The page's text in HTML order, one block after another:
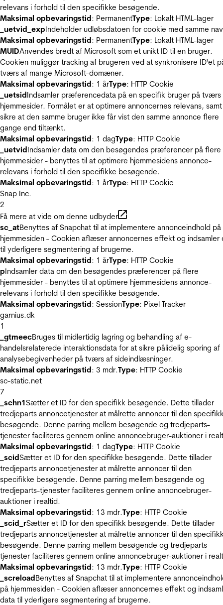
relevans i forhold til den specifikke besøgende.
Maksimal opbevaringstid: PermanentType: Lokalt HTML-lager
_uetvid_expIndeholder udløbsdatoen for cookie med samme
Maksimal opbevaringstid: PermanentType: Lokalt HTML-lager
MUIDAnvendes bredt af Microsoft som et unikt ID til en bruger.
Cookien muliggør tracking af brugeren ved at synkronisere ID'et
tværs af mange Microsoft-domæner.
Maksimal opbevaringstid: 1 årType: HTTP Cookie
_uetsidIndsamler præferencedata på en specifik bruger på tværs
hjemmesider. Formålet er at optimere annoncernes relevans, samt
sikre at den samme bruger ikke får vist den samme annonce flere
gange end tiltænkt.
Maksimal opbevaringstid: 1 dagType: HTTP Cookie
_uetvidIndsamler data om den besøgendes præferencer på flere
hjemmesider - benyttes til at optimere hjemmesidens annonce-
relevans i forhold til den specifikke besøgende.
Maksimal opbevaringstid: 1 årType: HTTP Cookie
Snap Inc.
2
Få mere at vide om denne udbyder
sc_atBenyttes af Snapchat til at implementere annonceindhold på
hjemmesiden - Cookien aflæser annoncernes effekt og indsamler
til yderligere segmentering af brugerne.
Maksimal opbevaringstid: 1 årType: HTTP Cookie
pIndsamler data om den besøgendes præferencer på flere
hjemmesider - benyttes til at optimere hjemmesidens annonce-
relevans i forhold til den specifikke besøgende.
Maksimal opbevaringstid: SessionType: Pixel Tracker
garnius.dk
1
_gtmeecBruges til midlertidig lagring og behandling af e-
handelsrelaterede interaktionsdata for at sikre pålidelig sporing af
analysebegivenheder på tværs af sideindlæsninger.
Maksimal opbevaringstid: 3 mdr.Type: HTTP Cookie
sc-static.net
7
_schn1Sætter et ID for den specifikk besøgende. Dette tillader
tredjeparts annoncetjenester at målrette annoncer til den
besøgende. Denne parring mellem besøgende og tredjeparts-
tjenester faciliteres gennem online annoncebruger-auktioner i
Maksimal opbevaringstid: 1 dagType: HTTP Cookie
_scidSætter et ID for den specifikke besøgende. Dette tillader
tredjeparts annoncetjenester at målrette annoncer til den
specifikke besøgende. Denne parring mellem besøgende og
tredjeparts-tjenester faciliteres gennem online annoncebruger-
auktioner i realtid.
Maksimal opbevaringstid: 13 mdr.Type: HTTP Cookie
_scid_rSætter et ID for den specifikk besøgende. Dette tillader
tredjeparts annoncetjenester at målrette annoncer til den
besøgende. Denne parring mellem besøgende og tredjeparts-
tjenester faciliteres gennem online annoncebruger-auktioner i
Maksimal opbevaringstid: 13 mdr.Type: HTTP Cookie
_screloadBenyttes af Snapchat til at implementere
på hjemmesiden - Cookien aflæser annoncernes effekt og
data til yderligere segmentering af brugerne.